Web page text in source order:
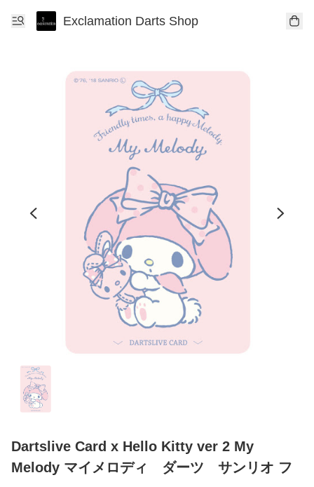
Exclamation Darts Shop
Dartslive Card x Hello Kitty ver 2 My
Melody マイメロディ ダーツ サンリオ フ